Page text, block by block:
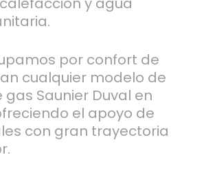
por confort de
cualquier modelo de
Saunier Duval en
el apoyo de
con gran trayectoria